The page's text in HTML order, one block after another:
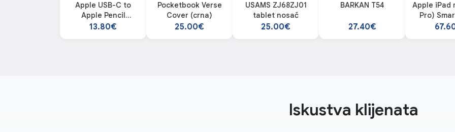
Apple USB-C to
Apple Pencil
Adapter
13.80€
Pocketbook Verse
Cover (crna)
25.00€
USAMS ZJ68ZJ01
tablet nosač
25.00€
BARKAN T54
27.40€
Apple iPad
Pro)
Iskustva klijenata